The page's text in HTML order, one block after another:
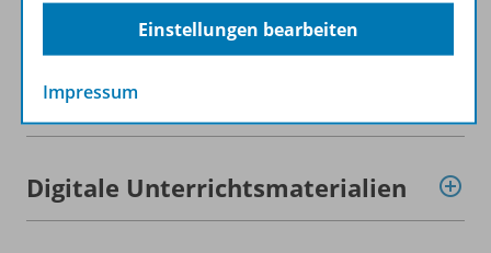
Inhaltsverzeichnis
Planungshilfen
Digitale Unterrichtsmaterialien
Einstellungen bearbeiten
Impressum